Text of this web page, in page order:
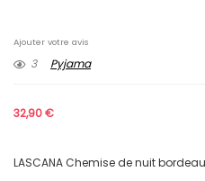
Ajouter votre avis
3 Pyjama
32,90€
LASCANA Chemise de nuit